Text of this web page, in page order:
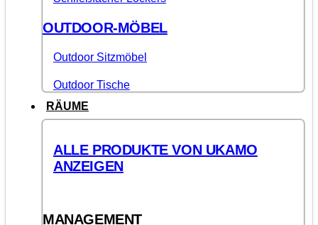
OUTDOOR-MÖBEL
Outdoor Sitzmöbel
Outdoor Tische
RÄUME
ALLE PRODUKTE VON UKAMO
ANZEIGEN
MANAGEMENT